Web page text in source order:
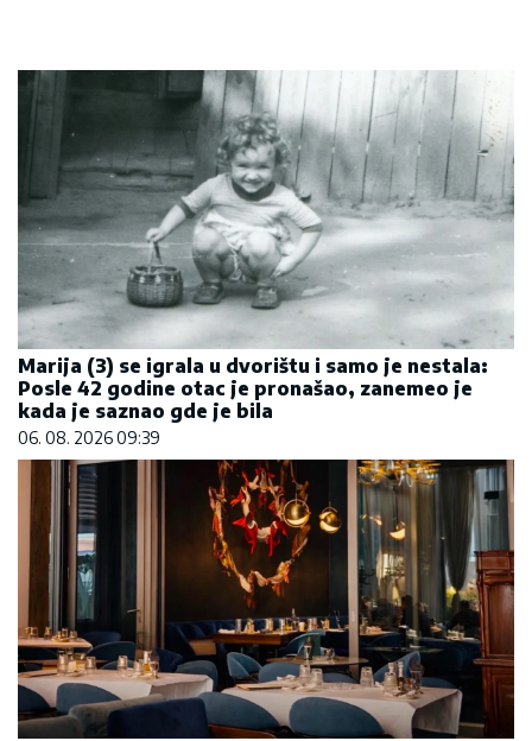
Marija (3) se igrala u dvorištu i samo je nestala:
Posle 42 godine otac je pronašao, zanemeo je
kada je saznao gde je bila
06. 08. 2026 09:39